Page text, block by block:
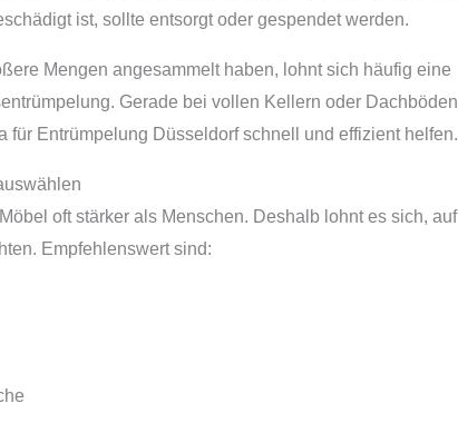
ist, sollte entsorgt oder gespendet werden.
Mengen angesammelt haben, lohnt sich häufig eine
Gerade bei vollen Kellern oder Dachböden
für Entrümpelung Düsseldorf schnell und effizient helfen.
oft stärker als Menschen. Deshalb lohnt es sich, auf
Empfehlenswert sind: